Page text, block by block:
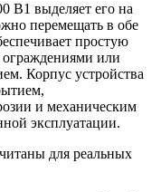
B1 выделяет его на
перемещать в обе
простую
ограждениями или
Корпус устройства
и механическим
эксплуатации.
для реальных